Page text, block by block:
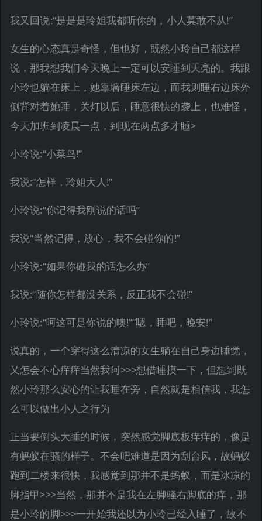
我又回说:“是是是玲姐我都听你的，小人莫敢不从!”
女生的心态真是奇怪，但也好，既然小玲自己都这样
说，那我想我们今天晚上一定可以安睡到天亮的。我跟
小玲也躺在床上，她靠墙睡床左边，而我则睡右边床外
侧背对着她睡，关灯以后，睡意很快的袭上，也难怪，
今天加班到凌晨一点，到现在两点多才睡>
小玲说:“小菜鸟!”
我说:“怎样，玲姐大人!”
小玲说:“你记得我刚说的话吗”
我说“当然记得，放心，我不会碰你的!”
小玲说:“如果你碰我的话怎么办”
我说:“随你怎样都没关系，反正我不会碰!”
小玲说:“呵这可是你说的噢!”“嗯，睡吧，晚安!”
说真的，一个穿得这么清凉的女生躺在自己身边睡觉，
又怎会不心痒痒当然我阿>>>想借睡摸一下，但想到既
然小玲那么安心的让我睡在旁，自然就是相信我，我怎
么可以做出小人之行为
正当要倒头大睡的时候，突然感觉脚底板痒痒的，像是
有蚂蚁在骚的样子。不会吧难道是因为刮台风，故蚂蚁
跑到二楼来很快，我感觉到那并不是蚂蚁，而是冰凉的
脚指甲>>>当然，那并不是我在左脚骚右脚底的痒，那
是小玲的脚>>>一开始我还以为小玲已经入睡了，故不